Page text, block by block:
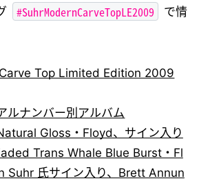
#SuhrModernCarveTopLE2009
で情
Top Limited Edition 2009
ルナンバー別アルバム
Gloss・Floyd、サイン入り
Trans Whale Blue Burst・Fl
Suhr 氏サイン入り、Brett Annun